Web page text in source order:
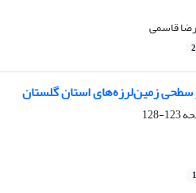
قاسمی
سطحی زمین‌لرزه‌های استان گلستان
123-128